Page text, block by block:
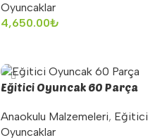
Oyuncaklar
4,650.00₺
Eğitici Oyuncak 60 Parça
Anaokulu Malzemeleri, Eğitici
Oyuncaklar